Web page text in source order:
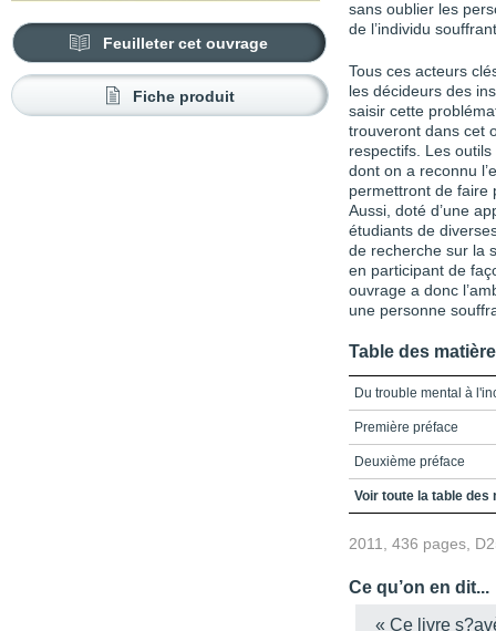
Feuilleter cet ouvrage
Fiche produit
sans oublier les
de l’individu
Tous ces acteurs
les décideurs des
saisir cette
trouveront dans cet
respectifs. Les
dont on a reconnu
permettront de faire
Aussi, doté d’une
étudiants de
de recherche sur la
en participant de
ouvrage a donc
une personne
Table des
Du trouble mental à
Première préface
Deuxième préface
Table des matières
troubles mentaux
Chapitre 2 - Lois et
Voir toute la table des
2011, 436 pages,
Ce qu’on en dit...
« Ce livre